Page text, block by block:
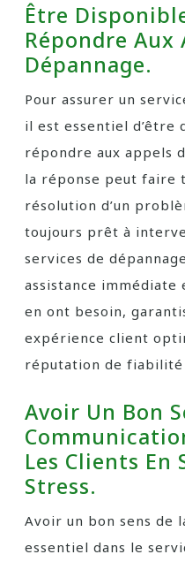
Être
Répondre Aux
Dépannage.
Pour assurer un
il est essentiel
répondre aux appels
la réponse peut faire
résolution d’un
toujours prêt à
services de
assistance immédiate
en ont besoin,
expérience client
réputation de fiabilité
Avoir Un Bon
Les Clients En
Stress.
Avoir un bon sens de
essentiel dans le